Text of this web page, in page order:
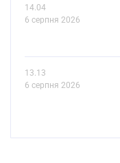
14.04
6 серпня 2026
13.13
6 серпня 2026